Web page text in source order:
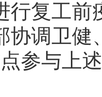
行复工前
协调卫健
参与上